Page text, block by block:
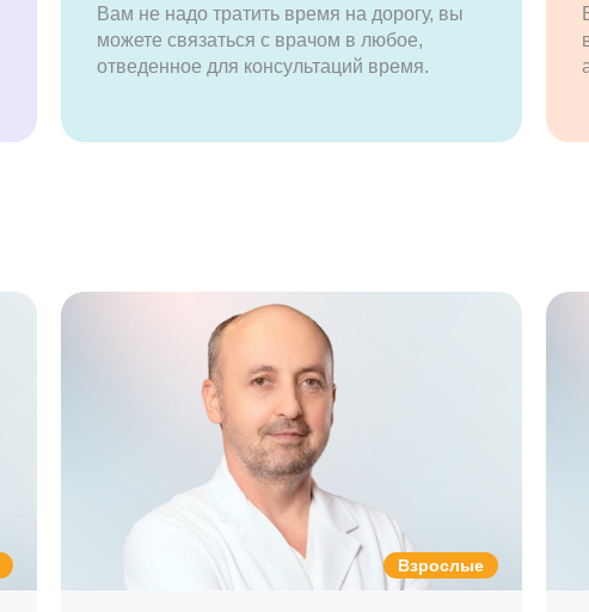
Вам не надо тратить время на дорогу, вы
можете связаться с врачом в любое,
отведенное для консультаций время.
Взрослые